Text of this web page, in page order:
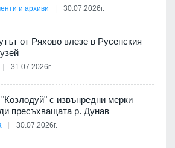
и архиви 30.07.2026г.
от Ряхово влезе в Русенския
31.07.2026г.
с извънредни мерки
пресъхващата р. Дунав
30.07.2026г.